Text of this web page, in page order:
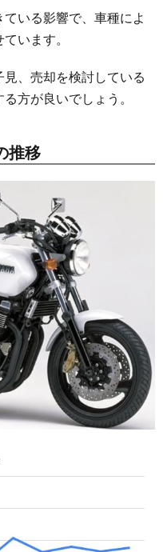
いる影響で、車種によ
います。
、売却を検討している
方が良いでしょう。
推移